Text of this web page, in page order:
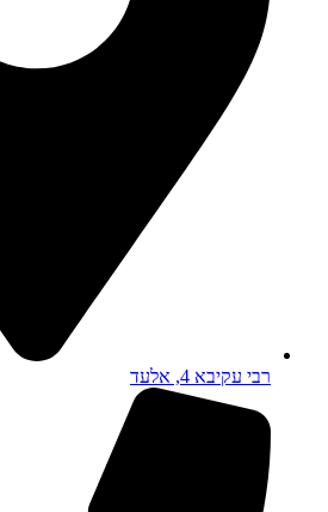
רבי עקיבא 4, אלעד